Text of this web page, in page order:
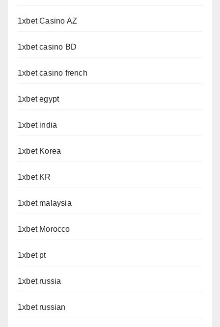
1xbet Casino AZ
1xbet casino BD
1xbet casino french
1xbet egypt
1xbet india
1xbet Korea
1xbet KR
1xbet malaysia
1xbet Morocco
1xbet pt
1xbet russia
1xbet russian